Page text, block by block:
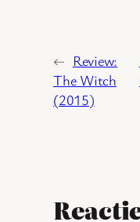
← Review:
The Witch
(2015)